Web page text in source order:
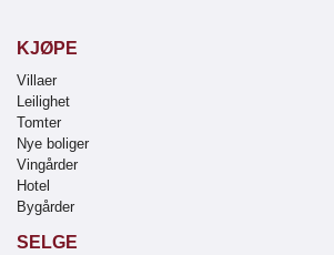
KJØPE
Villaer
Leilighet
Tomter
Nye boliger
Vingårder
Hotel
Bygårder
SELGE